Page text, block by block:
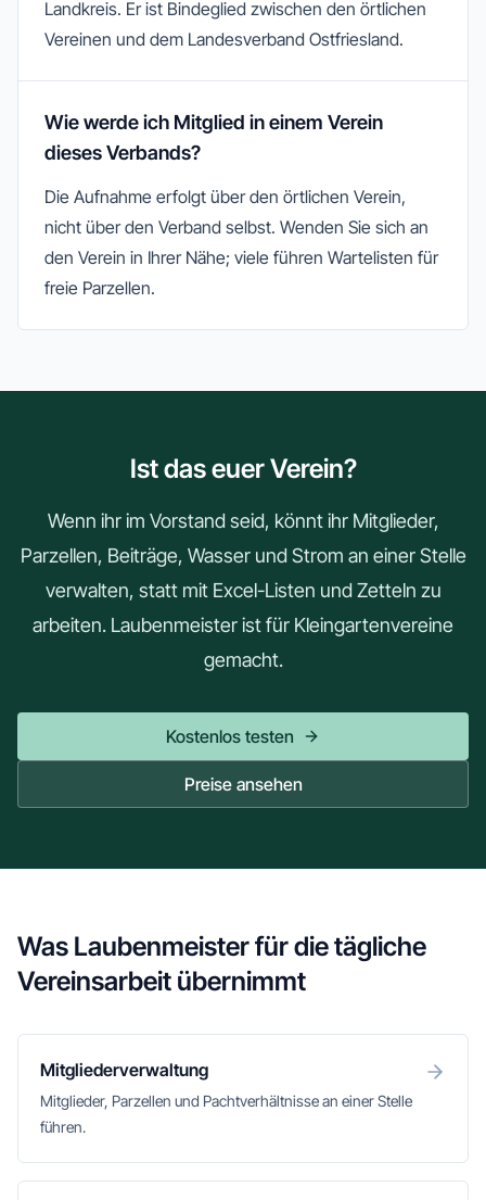
Landkreis. Er ist Bindeglied zwischen den örtlichen
Vereinen und dem Landesverband Ostfriesland.
Wie werde ich Mitglied in einem Verein
dieses Verbands?
Die Aufnahme erfolgt über den örtlichen Verein,
nicht über den Verband selbst. Wenden Sie sich an
den Verein in Ihrer Nähe; viele führen Wartelisten für
freie Parzellen.
Ist das euer Verein?
Wenn ihr im Vorstand seid, könnt ihr Mitglieder,
Parzellen, Beiträge, Wasser und Strom an einer Stelle
verwalten, statt mit Excel-Listen und Zetteln zu
arbeiten. Laubenmeister ist für Kleingartenvereine
gemacht.
Kostenlos testen
Preise ansehen
Was Laubenmeister für die tägliche
Vereinsarbeit übernimmt
Mitgliederverwaltung
Mitglieder, Parzellen und Pachtverhältnisse an einer Stelle
führen.